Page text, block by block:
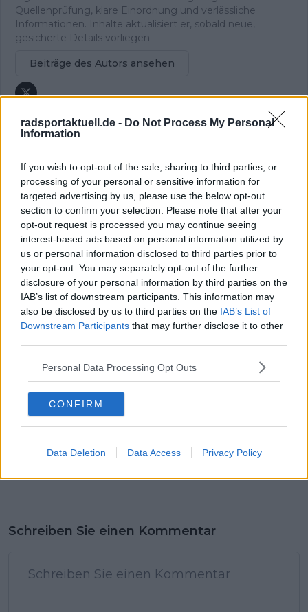
radsportaktuell.de - Do Not Process My Personal
Information
If you wish to opt-out of the sale, sharing to third parties, or
processing of your personal or sensitive information for
targeted advertising by us, please use the below opt-out
section to confirm your selection. Please note that after your
opt-out request is processed you may continue seeing
interest-based ads based on personal information utilized by
us or personal information disclosed to third parties prior to
your opt-out. You may separately opt-out of the further
disclosure of your personal information by third parties on the
IAB’s list of downstream participants. This information may
also be disclosed by us to third parties on the IAB’s List of
Downstream Participants that may further disclose it to other
Personal Data Processing Opt Outs
CONFIRM
Data Deletion Data Access Privacy Policy
Quellenprüfung, klare Einordnung und verlässliche
Informationen. Inhalte aktualisiert er, sobald neue,
gesicherte Details vorliegen.
Beiträge des Autors ansehen
Besucher 0
Vorheriger Artikel
„Heute ist Jonas’ Tag“
– Bruyneel traut
Vingegaard zu, vor
dem Schlagabtausch
im Gesamtklassement
beim Giro d’Italia das
Kommando zu
übernehmen
Nächster Artikel
„Sie werden alles auf
eine Karte setzen“ –
Giro-Anwärter geben
ihre Prognosen für
Etappe 14 ab,
während Vingegaard
und Visma | Lease a
Bike zum Zuschlagen
bereit sind
Schreiben Sie einen Kommentar